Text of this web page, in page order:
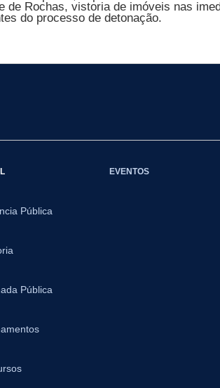
de Rochas, vistoria de imóveis nas
do processo de detonação.
Pública
Pública
EVENTOS